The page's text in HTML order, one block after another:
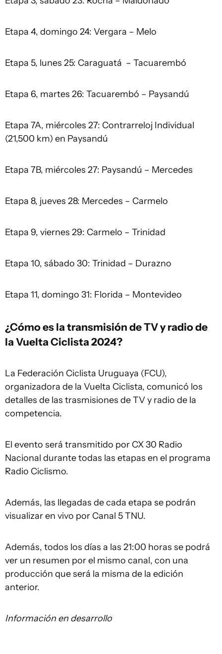
Etapa 4, domingo 24: Vergara – Melo
Etapa 5, lunes 25: Caraguatá – Tacuarembó
Etapa 6, martes 26: Tacuarembó – Paysandú
Etapa 7A, miércoles 27: Contrarreloj Individual
(21,500 km) en Paysandú
Etapa 7B, miércoles 27: Paysandú – Mercedes
Etapa 8, jueves 28: Mercedes – Carmelo
Etapa 9, viernes 29: Carmelo – Trinidad
Etapa 10, sábado 30: Trinidad – Durazno
Etapa 11, domingo 31: Florida – Montevideo
¿Cómo es la transmisión de TV y radio de
la Vuelta Ciclista 2024?
La Federación Ciclista Uruguaya (FCU),
organizadora de la Vuelta Ciclista, comunicó los
detalles de las trasmisiones de TV y radio de la
competencia.
El evento será transmitido por CX 30 Radio
Nacional durante todas las etapas en el programa
Radio Ciclismo.
Además, las llegadas de cada etapa se podrán
visualizar en vivo por Canal 5 TNU.
Además, todos los días a las 21:00 horas se podrá
ver un resumen por el mismo canal, con una
producción que será la misma de la edición
anterior.
Información en desarrollo